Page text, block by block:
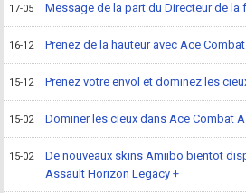
17-05 Message de la part du Directeur de la
16-12 Prenez de la hauteur avec Ace
15-12 Prenez votre envol et dominez les
15-02 Dominer les cieux dans Ace Combat
15-02
De nouveaux skins Amiibo bientot
Assault Horizon Legacy +